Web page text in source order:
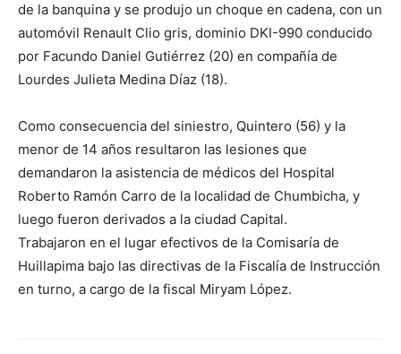
de la banquina y se produjo un choque en cadena, con un
automóvil Renault Clio gris, dominio DKI-990 conducido
por Facundo Daniel Gutiérrez (20) en compañía de
Lourdes Julieta Medina Díaz (18).
Como consecuencia del siniestro, Quintero (56) y la
menor de 14 años resultaron las lesiones que
demandaron la asistencia de médicos del Hospital
Roberto Ramón Carro de la localidad de Chumbicha, y
luego fueron derivados a la ciudad Capital.
Trabajaron en el lugar efectivos de la Comisaría de
Huillapima bajo las directivas de la Fiscalía de Instrucción
en turno, a cargo de la fiscal Miryam López.